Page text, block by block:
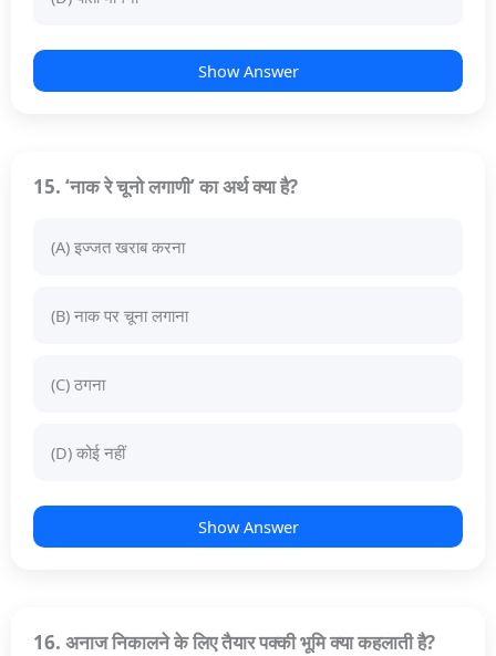
Show Answer
15. ‘नाक रे चूनो लगाणी’ का अर्थ क्या है?
(A) इज्जत खराब करना
(B) नाक पर चूना लगाना
(C) ठगना
(D) कोई नहीं
Show Answer
16. अनाज निकालने के लिए तैयार पक्की भूमि क्या कहलाती है?